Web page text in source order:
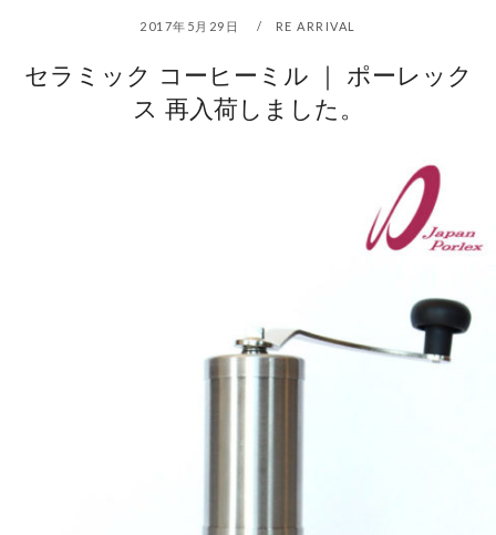
2017年5月29日 RE ARRIVAL
セラミック コーヒーミル ｜ ポーレック
ス 再入荷しました。